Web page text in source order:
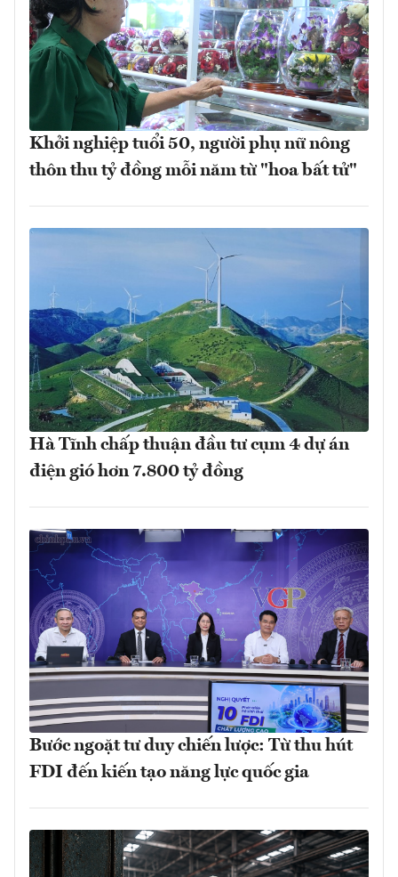
Khởi nghiệp tuổi 50, người phụ nữ nông
thôn thu tỷ đồng mỗi năm từ "hoa bất tử"
Hà Tĩnh chấp thuận đầu tư cụm 4 dự án
điện gió hơn 7.800 tỷ đồng
Bước ngoặt tư duy chiến lược: Từ thu hút
FDI đến kiến tạo năng lực quốc gia